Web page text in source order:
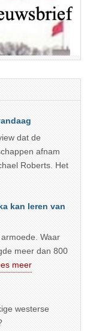
dat de
afnam
Roberts. Het
kan leren van
Waar
meer dan 800
meer
westerse